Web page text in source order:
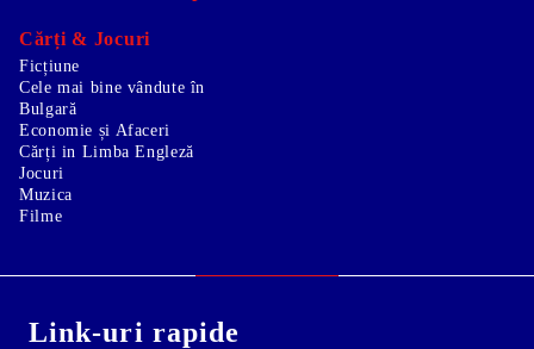
Cărți & Jocuri
Ficțiune
Cele mai bine vândute în
Bulgară
Economie și Afaceri
Cărți in Limba Engleză
Jocuri
Muzica
Filme
Link-uri rapide